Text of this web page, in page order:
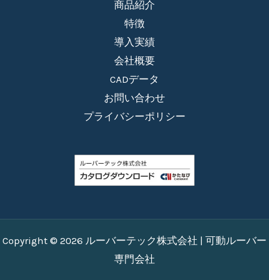
商品紹介
特徴
導入実績
会社概要
CADデータ
お問い合わせ
プライバシーポリシー
Copyright © 2026 ルーバーテック株式会社 | 可動ルーバー
専門会社